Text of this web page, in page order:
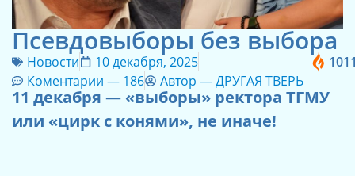
Псевдовыборы без выбора
Новости
10 декабря, 2025
Коментарии — 186 Автор —ДРУГАЯ ТВЕРЬ
11 декабря — «выборы» ректора ТГМУ
или «цирк с конями», не иначе!